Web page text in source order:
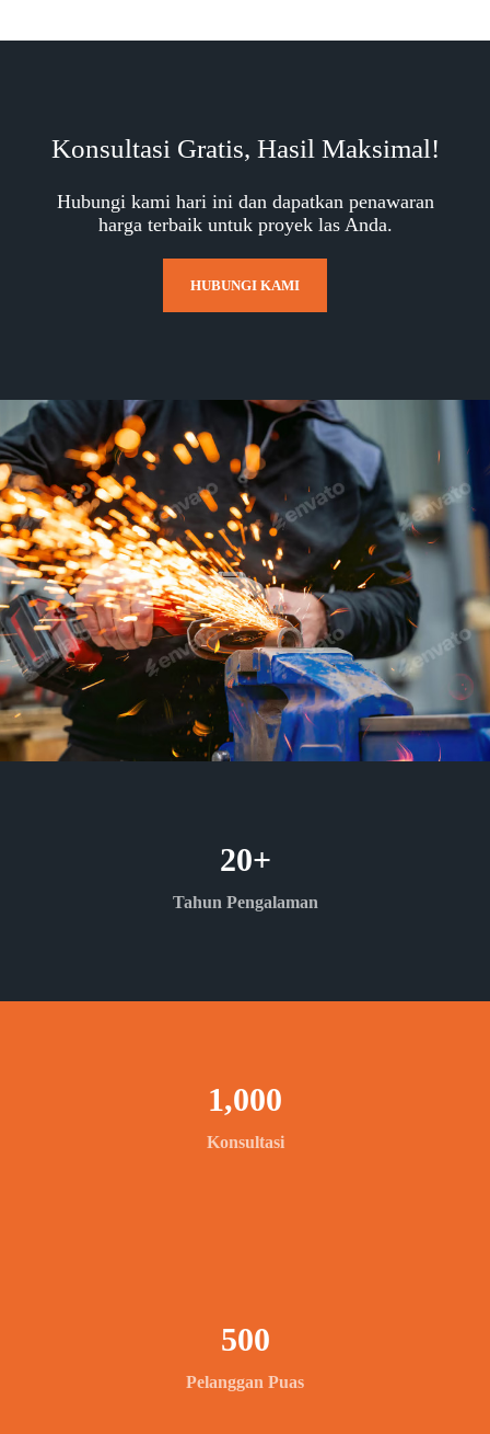
Konsultasi Gratis, Hasil Maksimal!
Hubungi kami hari ini dan dapatkan penawaran
harga terbaik untuk proyek las Anda.
HUBUNGI KAMI
Tahun Pengalaman
20+
Konsultasi
1,000
Pelanggan Puas
500